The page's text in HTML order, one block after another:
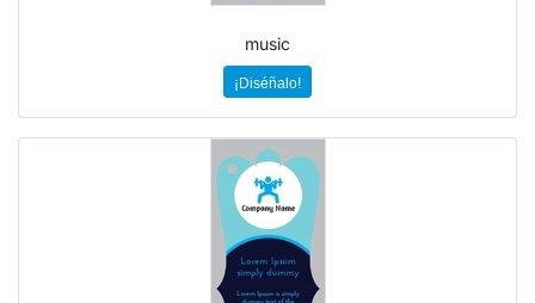
music
¡Diséñalo!